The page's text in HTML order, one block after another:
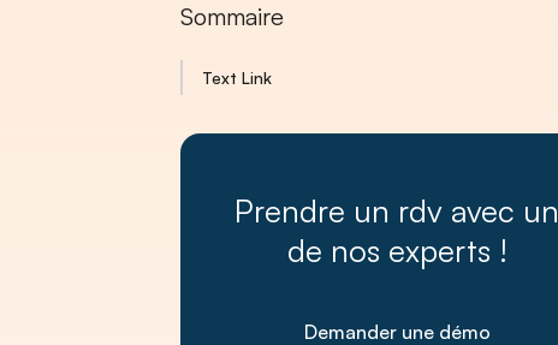
Sommaire
Text Link
Prendre un rdv avec un
de nos experts !
Demander une démo